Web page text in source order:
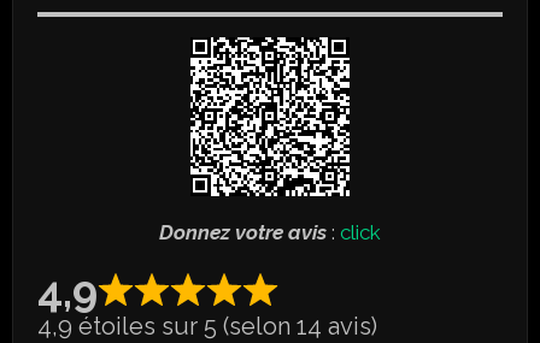
Donnez votre avis : click
4,9
4,9 étoiles sur 5 (selon 14 avis)